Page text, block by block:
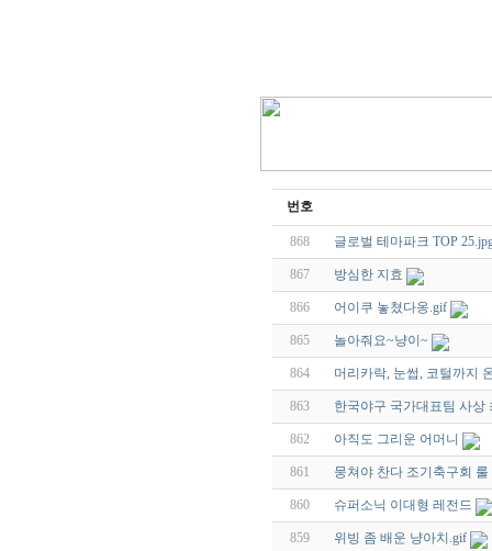
번호
868 글로벌 테마파크 TOP
867 방심한 지효
866 어이쿠 놓쳤다옹.gif
865 놀아줘요~냥이~
864 머리카락, 눈썹, 코털까지
863 한국야구 국가대표팀 사상
862 아직도 그리운 어머니
861 뭉쳐야 찬다 조기축구회
860 슈퍼소닉 이대형 레전드
859 위빙 좀 배운 냥아치.gif